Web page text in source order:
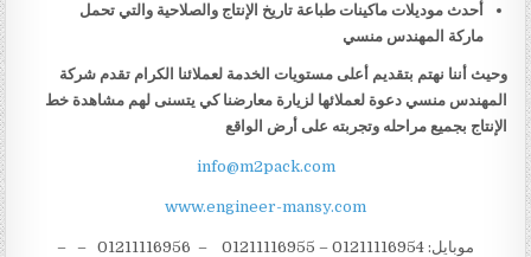
أحدث موديلات ماكينات طباعة تاريخ الإنتاج والصلاحية والتي تحمل
ماركة المهندس منسي
وحيث أننا نهتم بتقديم أعلى مستويات الخدمة لعملائنا الكرام تقدم شركة
المهندس منسي دعوة لعملائها لزيارة معارضنا كي يتسنى لهم مشاهدة خط
الإنتاج بجميع مراحله وتجربته على أرض الواقع
info@m2pack.com
www.engineer-mansy.com
موبايل: 01211116954 – 01211116955 – 01211116956 – –